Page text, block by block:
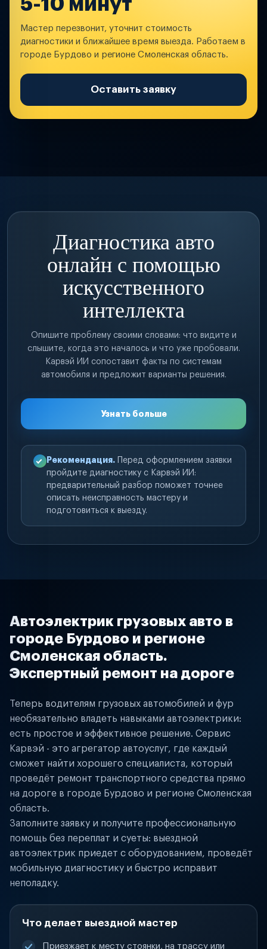
5-10 минут
Мастер перезвонит, уточнит стоимость
диагностики и ближайшее время выезда. Работаем в
городе Бурдово и регионе Смоленская область.
Оставить заявку
Диагностика авто
онлайн с помощью
искусственного
интеллекта
Опишите проблему своими словами: что видите и
слышите, когда это началось и что уже пробовали.
Карвэй ИИ сопоставит факты по системам
автомобиля и предложит варианты решения.
Узнать больше
Рекомендация. Перед оформлением заявки
пройдите диагностику с Карвэй ИИ:
предварительный разбор поможет точнее
описать неисправность мастеру и
подготовиться к выезду.
Автоэлектрик грузовых авто в
городе Бурдово и регионе
Смоленская область.
Экспертный ремонт на дороге
Теперь водителям грузовых автомобилей и фур
необязательно владеть навыками автоэлектрики:
есть простое и эффективное решение. Сервис
Карвэй - это агрегатор автоуслуг, где каждый
сможет найти хорошего специалиста, который
проведёт ремонт транспортного средства прямо
на дороге в городе Бурдово и регионе Смоленская
область.
Заполните заявку и получите профессиональную
помощь без переплат и суеты: выездной
автоэлектрик приедет с оборудованием, проведёт
мобильную диагностику и быстро исправит
неполадку.
Что делает выездной мастер
Приезжает к месту стоянки, на трассу или